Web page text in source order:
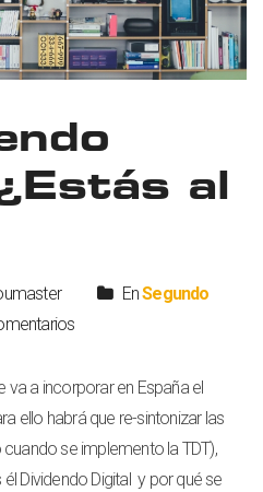
al
EnSegundo
a incorporar en España el
ello habrá que re-sintonizar las
se implemento la TDT),
Dividendo Digital y por qué se